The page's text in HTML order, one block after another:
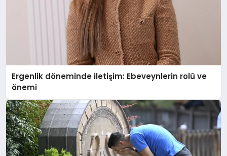
Ergenlik döneminde iletişim: Ebeveynlerin rolü ve
önemi